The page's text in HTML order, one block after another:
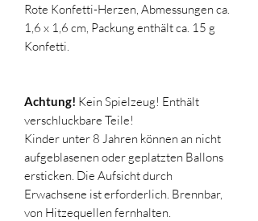
Rote Konfetti-Herzen, Abmessungen ca.
1,6 x 1,6 cm, Packung enthält ca. 15 g
Konfetti.
Achtung! Kein Spielzeug! Enthält
verschluckbare Teile!
Kinder unter 8 Jahren können an nicht
aufgeblasenen oder geplatzten Ballons
ersticken. Die Aufsicht durch
Erwachsene ist erforderlich. Brennbar,
von Hitzequellen fernhalten.